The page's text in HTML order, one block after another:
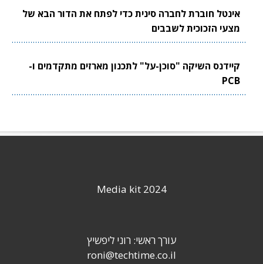
אינטל חוברת לחברה סינית כדי לפתח את הדור הבא של
מצעי הזכוכית לשבבים
קיידנס השיקה "סוכן-על" לתכנון מארזים מתקדמים ו-
PCB
Media kit 2024
עורך ראשי: רוני ליפשיץ
roni@techtime.co.il